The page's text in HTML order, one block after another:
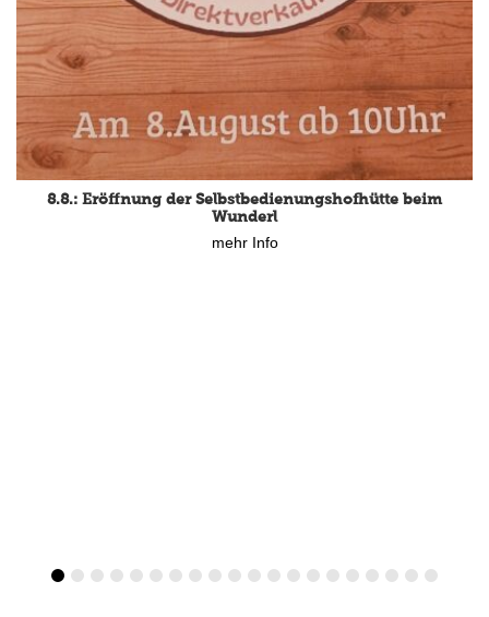
8.8.: Eröffnung der Selbstbedienungshofhütte beim
Wunderl
mehr Info